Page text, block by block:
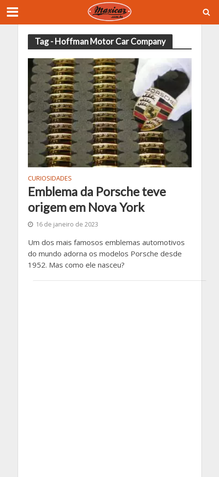
Tag - Hoffman Motor Car Company
CURIOSIDADES
Emblema da Porsche teve
origem em Nova York
16 de janeiro de 2023
Um dos mais famosos emblemas automotivos
do mundo adorna os modelos Porsche desde
1952. Mas como ele nasceu?